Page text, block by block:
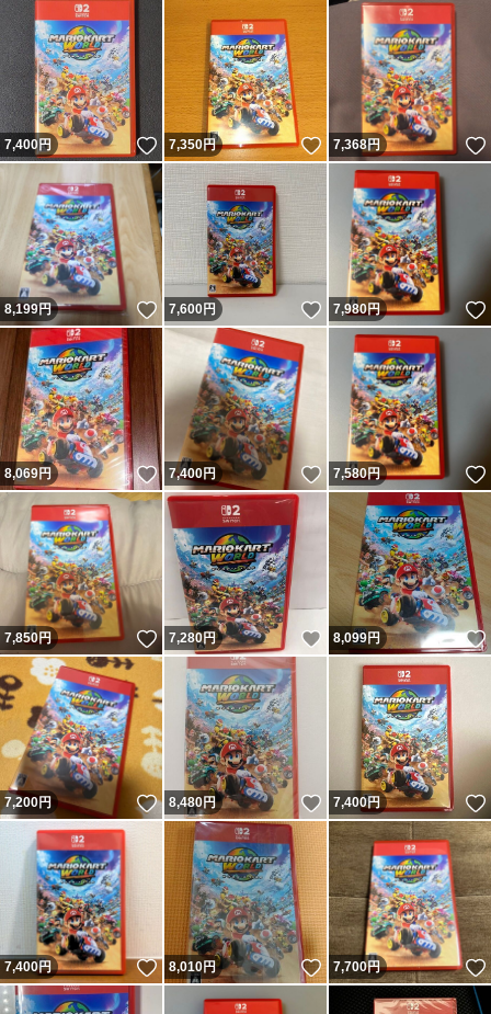
7,400円 いいね！
7,350円 いいね！
7,368円
8,199円 いいね！
7,600円 いいね！
7,980円
8,069円 いいね！
7,400円 いいね！
7,580円
7,850円 いいね！
7,280円 いいね！
8,099円
7,200円 いいね！
8,480円 いいね！
7,400円
7,400円 いいね！
8,010円 いいね！
7,700円